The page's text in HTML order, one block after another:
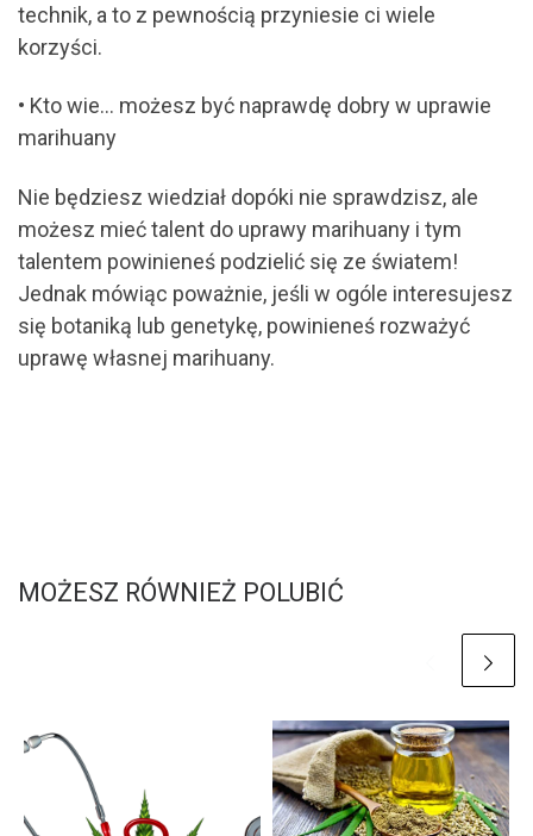
technik, a to z pewnością przyniesie ci wiele
korzyści.
• Kto wie… możesz być naprawdę dobry w uprawie
marihuany
Nie będziesz wiedział dopóki nie sprawdzisz, ale
możesz mieć talent do uprawy marihuany i tym
talentem powinieneś podzielić się ze światem!
Jednak mówiąc poważnie, jeśli w ogóle interesujesz
się botaniką lub genetykę, powinieneś rozważyć
uprawę własnej marihuany.
MOŻESZ RÓWNIEŻ POLUBIĆ